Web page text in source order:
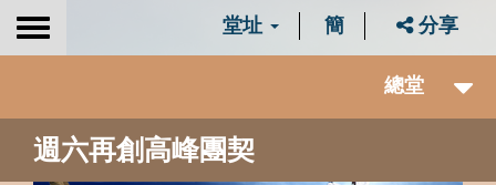
Toggle
堂址 簡 分享
總堂
週六再創高峰團契